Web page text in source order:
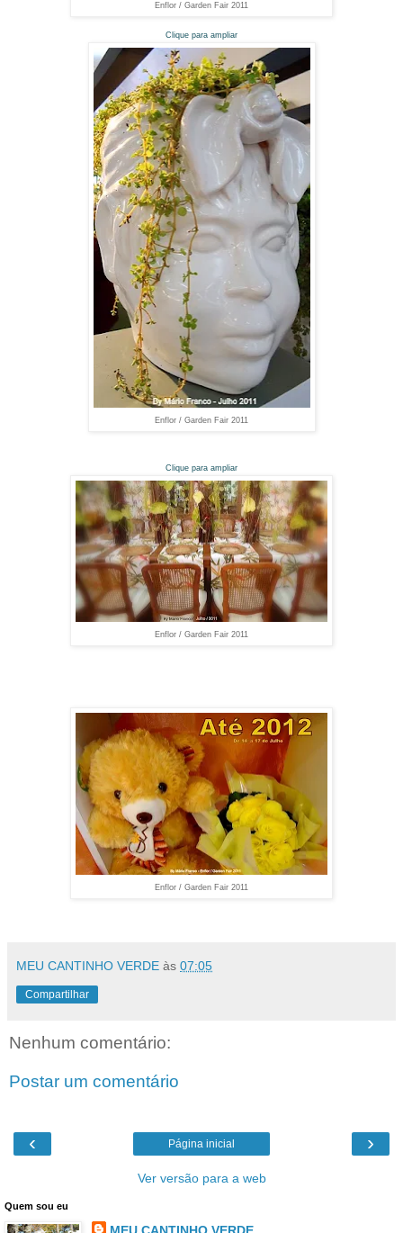
Enflor / Garden Fair 2011
Clique para ampliar
Enflor / Garden Fair 2011
Clique para ampliar
Enflor / Garden Fair 2011
Enflor / Garden Fair 2011
MEU CANTINHO VERDE às 07:05
Compartilhar
Nenhum comentário:
Postar um comentário
‹ ›
Página inicial
Ver versão para a web
Quem sou eu